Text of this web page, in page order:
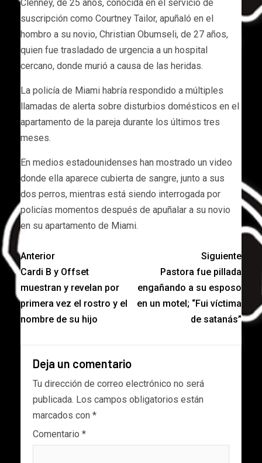
Clenney, de 25 años, conocida en el servicio de
suscripción como Courtney Tailor, apuñaló en el
hombro a su novio, Christian Obumseli, de 27 años,
quien fue trasladado de urgencia a un hospital
cercano, donde murió a causa de las heridas.
La policía de Miami habría respondido a múltiples
llamadas de alerta sobre disturbios domésticos en el
apartamento de la pareja durante los últimos tres
meses.
En medios estadounidenses han mostrado un video
donde ella aparece cubierta de sangre, junto a sus
dos perros, mientras está siendo interrogada por
policías momentos después de apuñalar a su novio
en su apartamento de Miami.
Anterior
Cardi B y Offset
muestran y revelan por
primera vez el rostro y el
nombre de su hijo
Siguiente
Pastora fue pillada
engañando a su esposo
en un motel; “Fui víctima
de satanás”
Deja un comentario
Tu dirección de correo electrónico no será
publicada. Los campos obligatorios están
marcados con *
Comentario *